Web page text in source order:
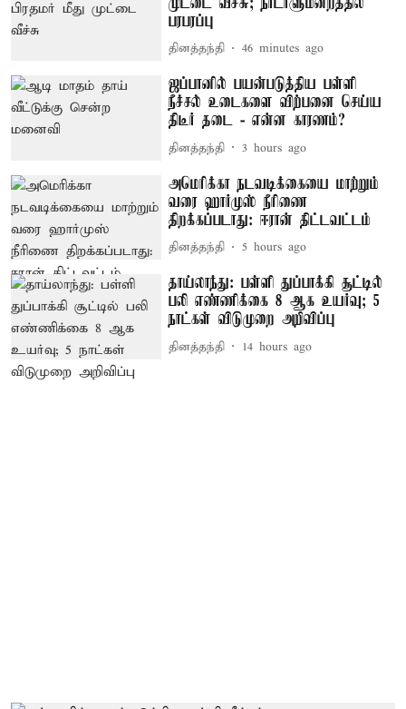
பரபரப்பு
தினத்தந்தி 46 minutes ago
ஜப்பானில் பயன்படுத்திய பள்ளி
நீச்சல் உடைகளை விற்பனை செய்ய
திடீர் தடை - என்ன காரணம்?
தினத்தந்தி 3 hours ago
அமெரிக்கா நடவடிக்கையை மாற்றும்
வரை ஹார்முஸ் நீரிணை
திறக்கப்படாது: ஈரான் திட்டவட்டம்
தினத்தந்தி 5 hours ago
தாய்லாந்து: பள்ளி துப்பாக்கி சூட்டில்
பலி எண்ணிக்கை 8 ஆக உயர்வு; 5
நாட்கள் விடுமுறை அறிவிப்பு
தினத்தந்தி 14 hours ago